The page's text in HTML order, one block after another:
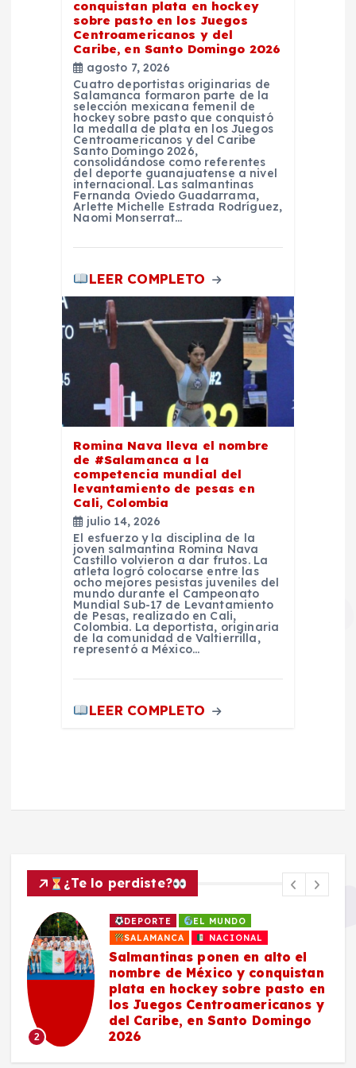
conquistan plata en hockey
sobre pasto en los Juegos
Centroamericanos y del
Caribe, en Santo Domingo 2026
agosto 7, 2026
Cuatro deportistas originarias de
Salamanca formaron parte de la
selección mexicana femenil de
hockey sobre pasto que conquistó
la medalla de plata en los Juegos
Centroamericanos y del Caribe
Santo Domingo 2026,
consolidándose como referentes
del deporte guanajuatense a nivel
internacional. Las salmantinas
Fernanda Oviedo Guadarrama,
Arlette Michelle Estrada Rodríguez,
Naomi Monserrat…
LEER COMPLETO
Romina Nava lleva el nombre
de #Salamanca a la
competencia mundial del
levantamiento de pesas en
Cali, Colombia
julio 14, 2026
El esfuerzo y la disciplina de la
joven salmantina Romina Nava
Castillo volvieron a dar frutos. La
atleta logró colocarse entre las
ocho mejores pesistas juveniles del
mundo durante el Campeonato
Mundial Sub-17 de Levantamiento
de Pesas, realizado en Cali,
Colombia. La deportista, originaria
de la comunidad de Valtierrilla,
representó a México…
LEER COMPLETO
¿Te lo perdiste?
2
DEPORTE
EL MUNDO
SALAMANCA
NACIONAL
Salmantinas ponen en alto el
nombre de México y conquistan
plata en hockey sobre pasto en
los Juegos Centroamericanos y
del Caribe, en Santo Domingo
2026